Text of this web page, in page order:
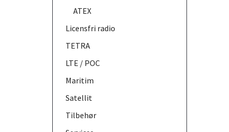
ATEX
Licensfri radio
TETRA
LTE / POC
Maritim
Satellit
Tilbehør